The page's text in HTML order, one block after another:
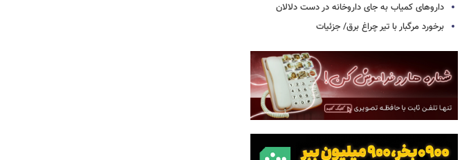
داروهای کمیاب به جای داروخانه در دست دلالان
برخورد مرگبار با تیر چراغ برق/ جزئیات